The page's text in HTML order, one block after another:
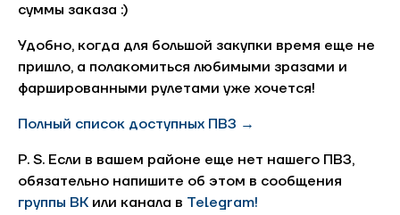
суммы заказа :)
Удобно, когда для большой закупки время еще не
пришло, а полакомиться любимыми зразами и
фаршированными рулетами уже хочется!
Полный список доступных ПВЗ →
P. S. Если в вашем районе еще нет нашего ПВЗ,
обязательно напишите об этом в сообщения
группы ВК или канала в Telegram!